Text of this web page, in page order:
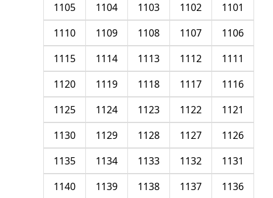
1101
1102
1103
1104
1105
1106
1107
1108
1109
1110
1111
1112
1113
1114
1115
1116
1117
1118
1119
1120
1121
1122
1123
1124
1125
1126
1127
1128
1129
1130
1131
1132
1133
1134
1135
1136
1137
1138
1139
1140